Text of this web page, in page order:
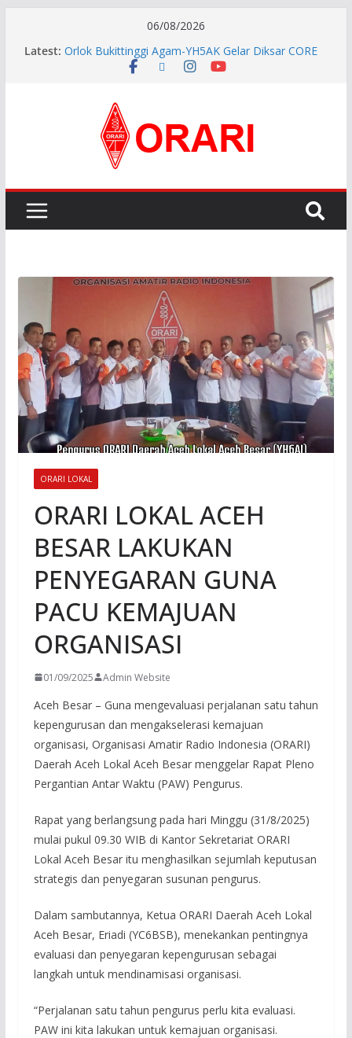
06/08/2026
Latest: Orlok Bukittinggi Agam-YH5AK Gelar Diksar CORE
dan Manajemen Bencana Tahap ke II
Aftiyedi Dalimunthe (YC5NNF) Resmi Pimpin ORARI
Lokal Bengkalis 2026–2029, Dikukuhkan Langsung
Ketua Orari Daerah Riau
Perkokoh Sinergi Amatir Radio, Ketua Orari Daerah
Pererat Silaturahmi, Pengurus Baru ORARI Riau
Audiensi dan Siap Bersinergi dengan Diskominfotik
ORARI LOKAL
ORARI LOKAL ACEH
BESAR LAKUKAN
PENYEGARAN GUNA
PACU KEMAJUAN
ORGANISASI
01/09/2025 Admin Website
Aceh Besar – Guna mengevaluasi perjalanan satu tahun
kepengurusan dan mengakselerasi kemajuan
organisasi, Organisasi Amatir Radio Indonesia (ORARI)
Daerah Aceh Lokal Aceh Besar menggelar Rapat Pleno
Pergantian Antar Waktu (PAW) Pengurus.
Rapat yang berlangsung pada hari Minggu (31/8/2025)
mulai pukul 09.30 WIB di Kantor Sekretariat ORARI
Lokal Aceh Besar itu menghasilkan sejumlah keputusan
strategis dan penyegaran susunan pengurus.
Dalam sambutannya, Ketua ORARI Daerah Aceh Lokal
Aceh Besar, Eriadi (YC6BSB), menekankan pentingnya
evaluasi dan penyegaran kepengurusan sebagai
langkah untuk mendinamisasi organisasi.
“Perjalanan satu tahun pengurus perlu kita evaluasi.
PAW ini kita lakukan untuk kemajuan organisasi.